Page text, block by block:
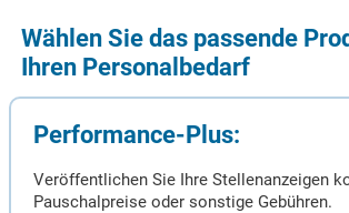
Wählen Sie das passende
Ihren Personalbedarf
Performance-Plus:
Veröffentlichen Sie Ihre Stellenanzeigen
Pauschalpreise oder sonstige Gebühren.